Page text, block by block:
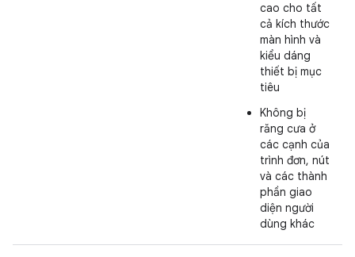
cao cho tất
cả kích thước
màn hình và
kiểu dáng
thiết bị mục
tiêu
Không bị
răng cưa ở
các cạnh của
trình đơn, nút
và các thành
phần giao
diện người
dùng khác